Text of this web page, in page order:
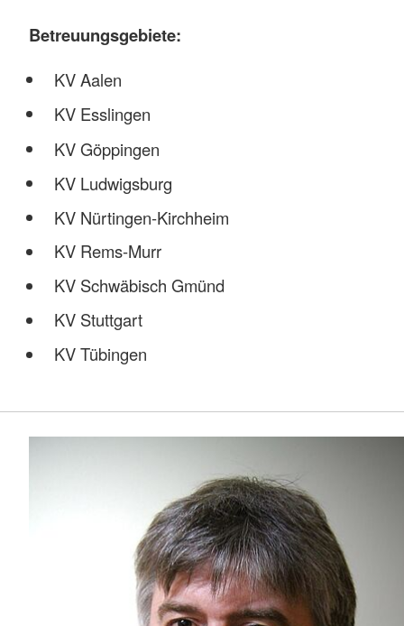
Betreuungsgebiete:
KV Aalen
KV Esslingen
KV Göppingen
KV Ludwigsburg
KV Nürtingen-Kirchheim
KV Rems-Murr
KV Schwäbisch Gmünd
KV Stuttgart
KV Tübingen